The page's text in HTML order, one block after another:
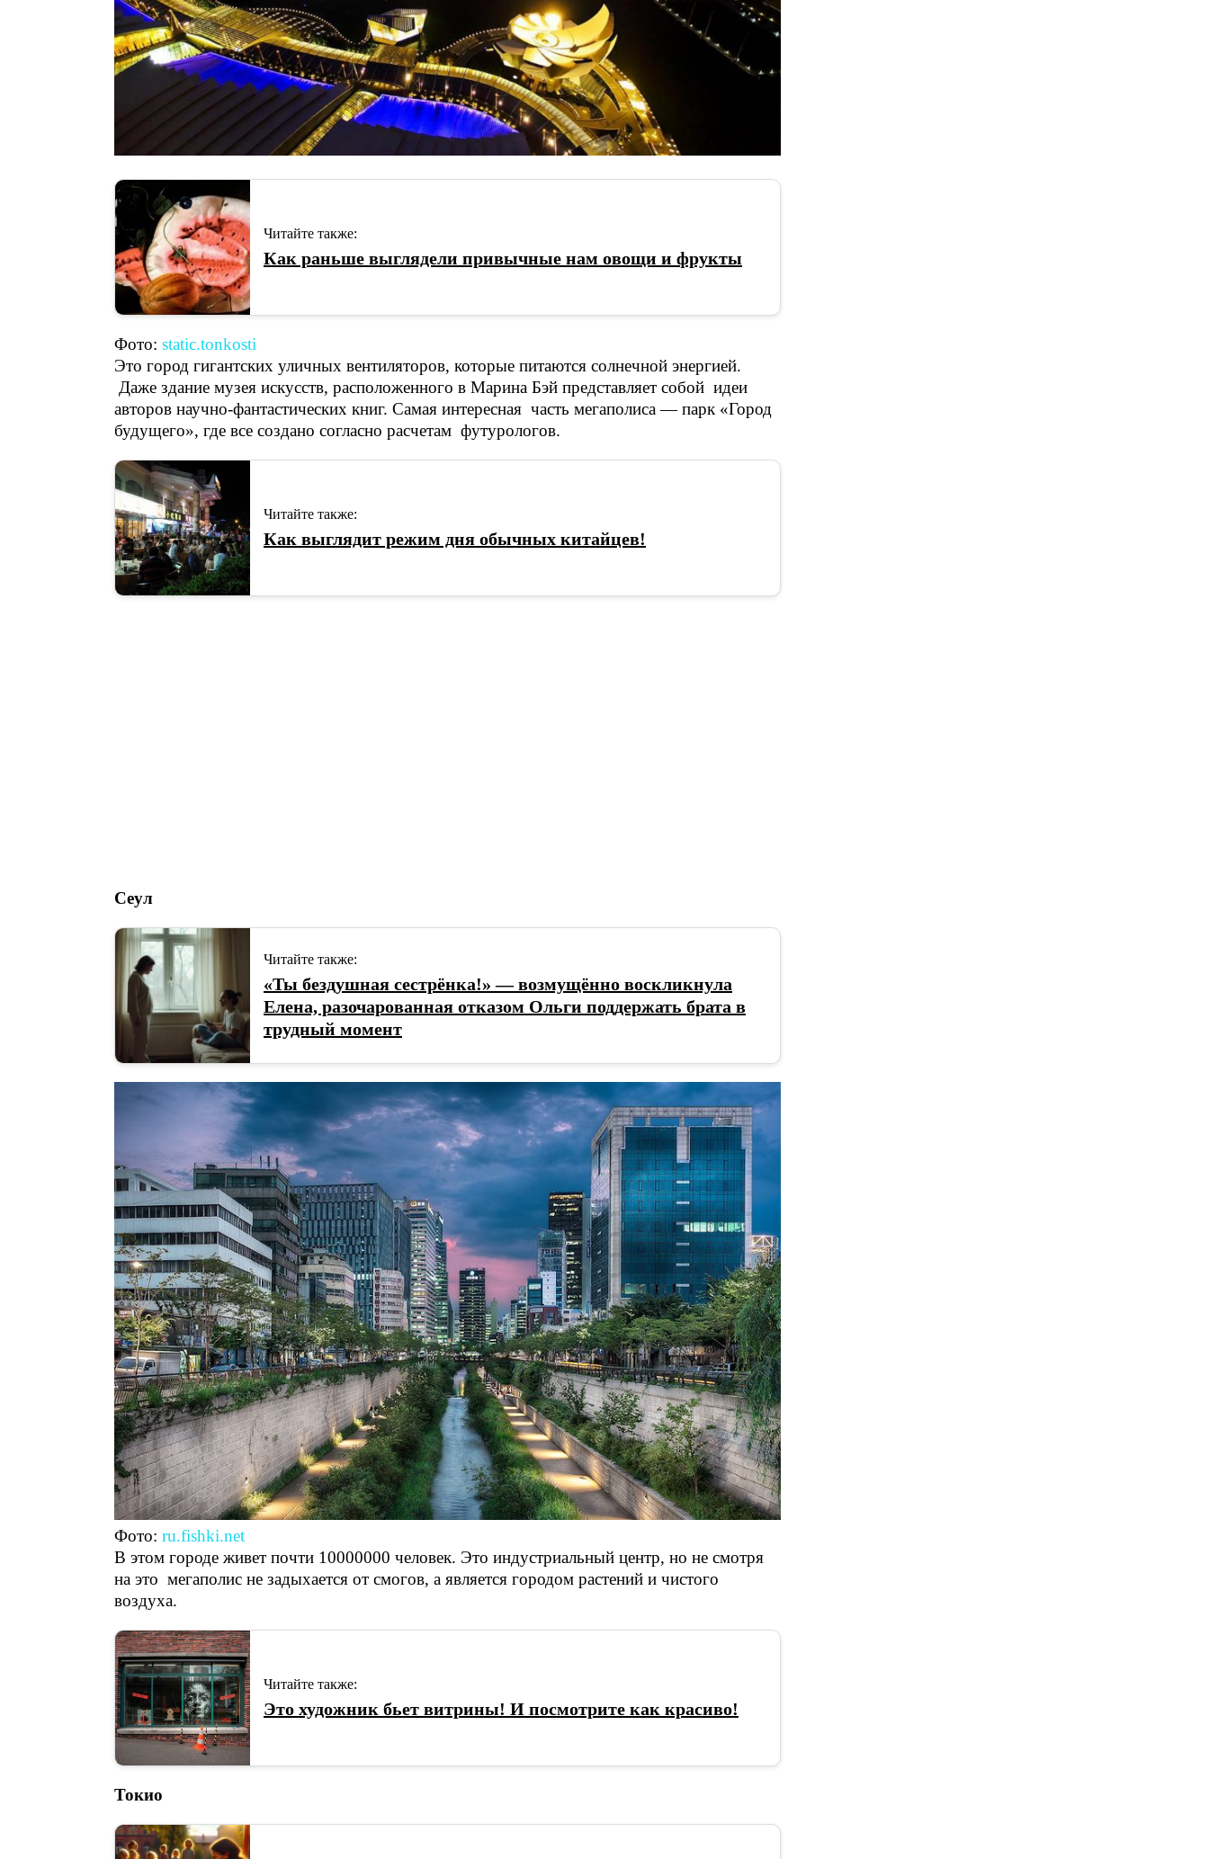
Читайте также:
Как раньше выглядели привычные нам овощи и фрукты
Фото: static.tonkosti
Это город гигантских уличных вентиляторов, которые питаются солнечной энергией.
Даже здание музея искусств, расположенного в Марина Бэй представляет собой идеи
авторов научно-фантастических книг. Самая интересная часть мегаполиса — парк «Город
будущего», где все создано согласно расчетам футурологов.
Читайте также:
Как выглядит режим дня обычных китайцев!
Сеул
Читайте также:
«Ты бездушная сестрёнка!» — возмущённо воскликнула
Елена, разочарованная отказом Ольги поддержать брата в
трудный момент
Фото: ru.fishki.net
В этом городе живет почти 10000000 человек. Это индустриальный центр, но не смотря
на это мегаполис не задыхается от смогов, а является городом растений и чистого
воздуха.
Читайте также:
Это художник бьет витрины! И посмотрите как красиво!
Токио